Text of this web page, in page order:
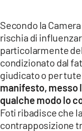
Secondo la
rischia di
particolarmente
condizionato dal
giudicato o per
manifesto, messo
qualche modo lo
Foti ribadisce che
contrapposizione